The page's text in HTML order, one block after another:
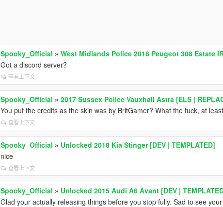
Spooky_Official »West Midlands Police 2018 Peugeot 308 Estate
Got a discord server?
查看上下文
Spooky_Official »2017 Sussex Police Vauxhall Astra [ELS |
You put the credits as the skin was by BritGamer? What the fuck, at
查看上下文
Spooky_Official » Unlocked 2018 Kia Stinger [DEV | TEMPLATED]
nice
查看上下文
Spooky_Official » Unlocked 2015 Audi A6 Avant [DEV |
Glad your actually releasing things before you stop fully. Sad to see